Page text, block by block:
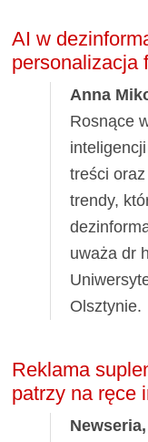
AI w
personalizacja
Anna
Rosnące
treści
trendy,
uważa dr
Olsztynie.
Reklama
patrzy na ręce